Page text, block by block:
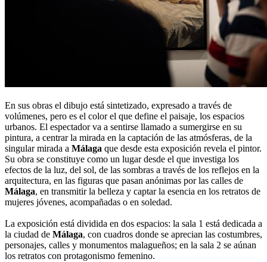
En sus obras el dibujo está sintetizado, expresado a través de
volúmenes, pero es el color el que define el paisaje, los espacios
urbanos. El espectador va a sentirse llamado a sumergirse en su
pintura, a centrar la mirada en la captación de las atmósferas, de la
singular mirada a Málaga que desde esta exposición revela el pintor.
Su obra se constituye como un lugar desde el que investiga los
efectos de la luz, del sol, de las sombras a través de los reflejos en la
arquitectura, en las figuras que pasan anónimas por las calles de
Málaga, en transmitir la belleza y captar la esencia en los retratos de
mujeres jóvenes, acompañadas o en soledad.
La exposición está dividida en dos espacios: la sala 1 está dedicada a
la ciudad de Málaga, con cuadros donde se aprecian las costumbres,
personajes, calles y monumentos malagueños; en la sala 2 se aúnan
los retratos con protagonismo femenino.